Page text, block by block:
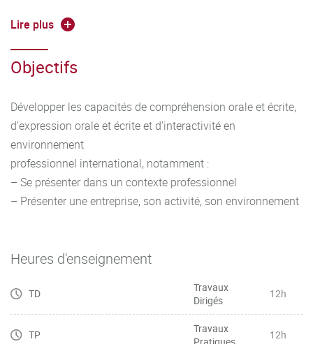
simple en langue étrangère
– Rédaction et utilisation de questions pour connaitre les
besoins du client
(publicité) dans sa dimension culturelle, présentation d’un
brief
Outils linguistiques
– Travailler entre autres les éléments suivants :
conjugaison et emploi des temps adaptés à la situation
alphabet, vocabulaire
indirect
– Veiller à la qualité phonétique et idiomatique de
l’expression
– Manier toutes sortes de chiffres (dates, horaires, prix,
Lire plus
Objectifs
Développer les capacités de compréhension orale et écrite,
d’expression orale et écrite et d’interactivité en
environnement
professionnel international, notamment :
– Se présenter dans un contexte professionnel
– Présenter une entreprise, son activité, son environnement
Heures d'enseignement
TD
Travaux
Dirigés
12h
TP
Travaux
Pratiques
12h